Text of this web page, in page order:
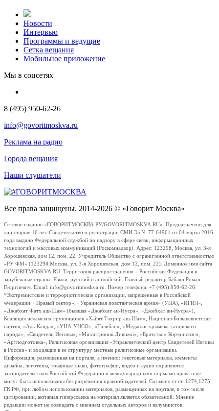
Новости
Интервью
Программы и ведущие
Сетка вещания
Мобильное приложение
Мы в соцсетях
8 (495) 950-62-26
info@govoritmoskva.ru
Реклама на радио
Города вещания
Наши слушатели
Все права защищены. 2014-2026 © «Говорит Москва»
Сетевое издание «ГОВОРИТМОСКВА.РУ/GOVORITMOSKVA.RU». Предназначено для
лиц старше 16 лет. Свидетельство о регистрации СМИ Эл № 77-64961 от 04 марта 2016
года выдано Федеральной службой по надзору в сфере связи, информационных
технологий и массовых коммуникаций (Роскомнадзор). Адрес: 123298, Москва, ул. 3-я
Хорошевская, дом 12, пом. 22. Учредитель Общество с ограниченной ответственностью
«РУ ФМ» (123298 Москва, ул. 3-я Хорошевская, дом 12, пом. 22). Доменное имя сайта
GOVORITMOSKVA.RU. Территория распространения – Российская Федерация и
зарубежные страны. Языки: русский и английский. Главный редактор Бабаян Роман
Георгиевич. Email: info@govoritmoskva.ru. Номер телефона: +7 (495) 950-62-26
*Экстремистские и террористические организации, запрещенные в Российской
Федерации: «Правый сектор», «Украинская повстанческая армия» (УПА), «ИГИЛ»,
«Джабхат Фатх аш-Шам» (бывшая «Джабхат ан-Нусра», «Джебхат ан-Нусра»),
Коалиция исламских группировок «Хайят Тахрир аш-Шам», Национал-Большевистская
партия, «Аль-Каида», «УНА-УНСО», «Талибан», «Меджлис крымско-татарского
народа», «Свидетели Иеговы», «Мизантропик Дивижн», «Братство» Корчинского,
«Артподготовка», Религиозная организация «Управленческий центр Свидетелей Иеговы
в России» и входящие в ее структуру местные религиозные организации.
Информация, размещенная на портале, а именно: текстовые материалы, элементы
дизайна, логотипы, товарные знаки, фотографии, видео и аудио охраняются
законодательством Российской Федерации и международными нормами права и не
могут быть использованы без разрешения правообладателей. Согласно ст.ст. 1274,1275
ГК РФ, при любом использовании материалов, размещенных на портале, в том числе
цитировании, активная гиперссылка на материал является обязательной. Мнение
редакции может не совпадать с мнением отдельных авторов и колумнистов.